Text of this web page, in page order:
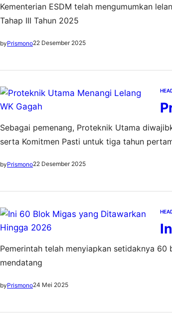
Kementerian ESDM telah mengumumkan
Tahap III Tahun 2025
byPrismono22 Desember 2025
Sebagai pemenang, Proteknik Utama
serta Komitmen Pasti untuk tiga tahun
byPrismono22 Desember 2025
Pemerintah telah menyiapkan setidaknya
mendatang
byPrismono24 Mei 2025